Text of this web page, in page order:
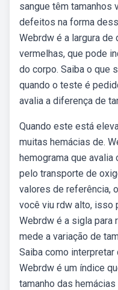
sangue têm tamanhos
defeitos na forma
Webrdw é a largura
vermelhas, que pode
do corpo. Saiba o que
quando o teste é
avalia a diferença de
Quando este está
muitas hemácias de.
hemograma que
pelo transporte de
valores de referência,
você viu rdw alto, isso
Webrdw é a sigla para
mede a variação de
Saiba como
Webrdw é um índice
tamanho das